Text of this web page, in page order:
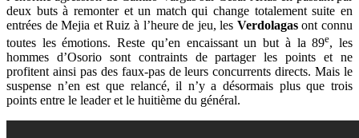
deux buts à remonter et un match qui change totalement suite en
entrées de Mejia et Ruiz à l’heure de jeu, les Verdolagasont connu
toutes les émotions. Reste qu’en encaissant un but à la 89e, les
hommes d’Osorio sont contraints de partager les points et ne
profitent ainsi pas des faux-pas de leurs concurrents directs. Mais le
suspense n’en est que relancé, il n’y a désormais plus que trois
points entre le leader et le huitième du général.